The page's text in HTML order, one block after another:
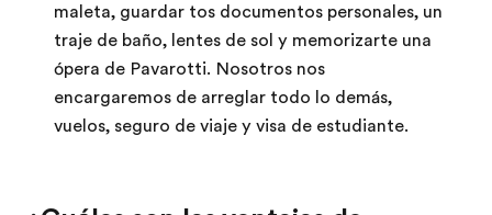
maleta, guardar tos documentos personales, un
traje de baño, lentes de sol y memorizarte una
ópera de Pavarotti. Nosotros nos
encargaremos de arreglar todo lo demás,
vuelos, seguro de viaje y visa de estudiante.